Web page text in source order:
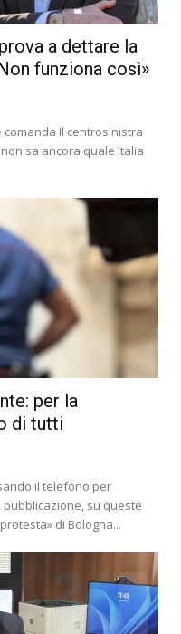
a dettare la
funziona così»
comanda Il centrosinistra
sa ancora quale Italia
per la
di tutti
il telefono per
pubblicazione, su queste
di Bologna...